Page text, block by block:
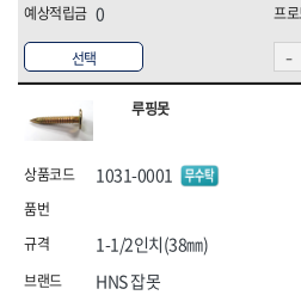
선택
0
루핑못
1031-0001
HNS 잡못
1-1/2인치(38㎜)